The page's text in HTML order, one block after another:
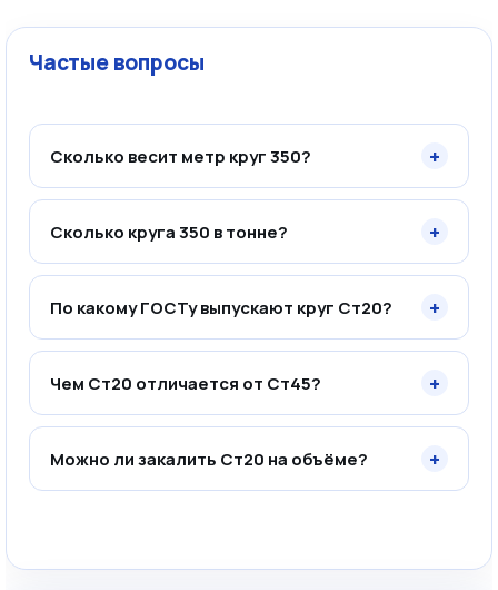
Частые вопросы
Сколько весит метр круг 350? +
Сколько круга 350 в тонне? +
По какому ГОСТу выпускают круг Ст20? +
Чем Ст20 отличается от Ст45? +
Можно ли закалить Ст20 на объёме? +